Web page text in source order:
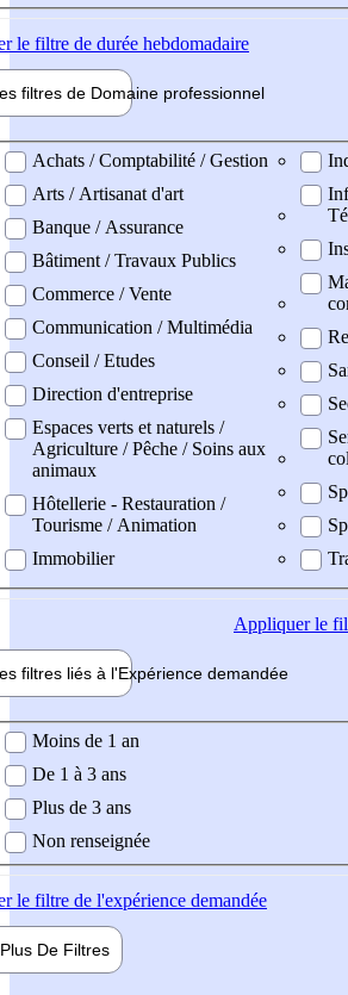
le filtre de durée hebdomadaire
filtres de Domaine professionnel
professionel
Achats / Comptabilité / Gestion
Arts / Artisanat d'art
Banque / Assurance
Bâtiment / Travaux Publics
Commerce / Vente
Communication / Multimédia
Conseil / Etudes
Direction d'entreprise
Espaces verts et naturels /
Agriculture / Pêche / Soins aux
animaux
Hôtellerie - Restauration /
Tourisme / Animation
Immobilier
Appliquerle
filtres liés à l'Expérience demandée
demandée
Moins de 1 an
De 1 à 3 ans
Plus de 3 ans
Non renseignée
le filtre de l'expérience demandée
Plus De Filtres